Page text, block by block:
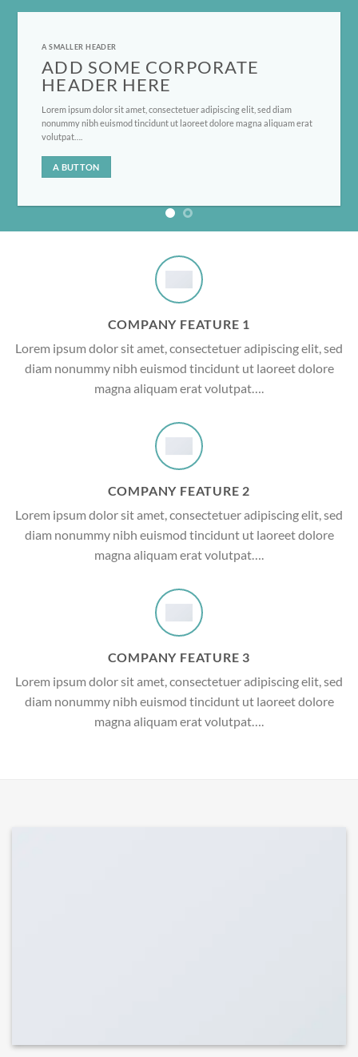
A SMALLER HEADER
ADD SOME CORPORATE
HEADER HERE
Lorem ipsum dolor sit amet, consectetuer adipiscing elit, sed diam
nonummy nibh euismod tincidunt ut laoreet dolore magna aliquam erat
volutpat….
A BUTTON
COMPANY FEATURE 1
Lorem ipsum dolor sit amet, consectetuer adipiscing elit, sed
diam nonummy nibh euismod tincidunt ut laoreet dolore
magna aliquam erat volutpat….
COMPANY FEATURE 2
Lorem ipsum dolor sit amet, consectetuer adipiscing elit, sed
diam nonummy nibh euismod tincidunt ut laoreet dolore
magna aliquam erat volutpat….
COMPANY FEATURE 3
Lorem ipsum dolor sit amet, consectetuer adipiscing elit, sed
diam nonummy nibh euismod tincidunt ut laoreet dolore
magna aliquam erat volutpat….